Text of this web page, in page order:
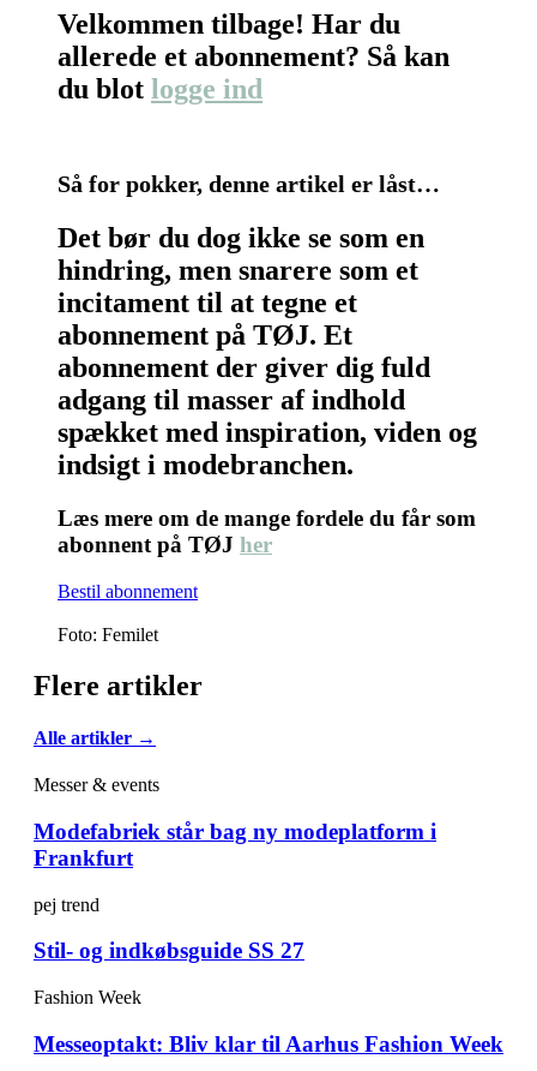
Velkommen tilbage! Har du
allerede et abonnement? Så kan
du blot logge ind
Så for pokker, denne artikel er låst…
Det bør du dog ikke se som en
hindring, men snarere som et
incitament til at tegne et
abonnement på TØJ. Et
abonnement der giver dig fuld
adgang til masser af indhold
spækket med inspiration, viden og
indsigt i modebranchen.
Læs mere om de mange fordele du får som
abonnent på TØJ her
Bestil abonnement
Foto: Femilet
Flere artikler
Alle artikler →
Messer & events
Modefabriek står bag ny modeplatform i
Frankfurt
pej trend
Stil- og indkøbsguide SS 27
Fashion Week
Messeoptakt: Bliv klar til Aarhus Fashion Week